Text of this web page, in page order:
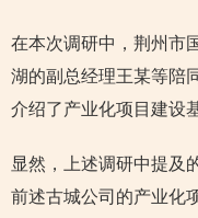
在本次调研中，荆州市
湖的副总经理王某等陪
介绍了产业化项目建设
显然，上述调研中提及
前述古城公司的产业化